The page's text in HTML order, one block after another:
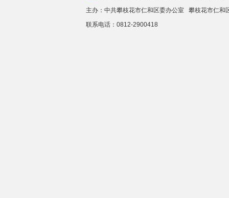
主办：中共攀枝花市仁和区委办公室 攀枝花市仁
联系电话：0812-2900418